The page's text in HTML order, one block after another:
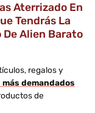
Aterrizado En
Tendrás La
Alien Barato
regalos y
más demandados
de